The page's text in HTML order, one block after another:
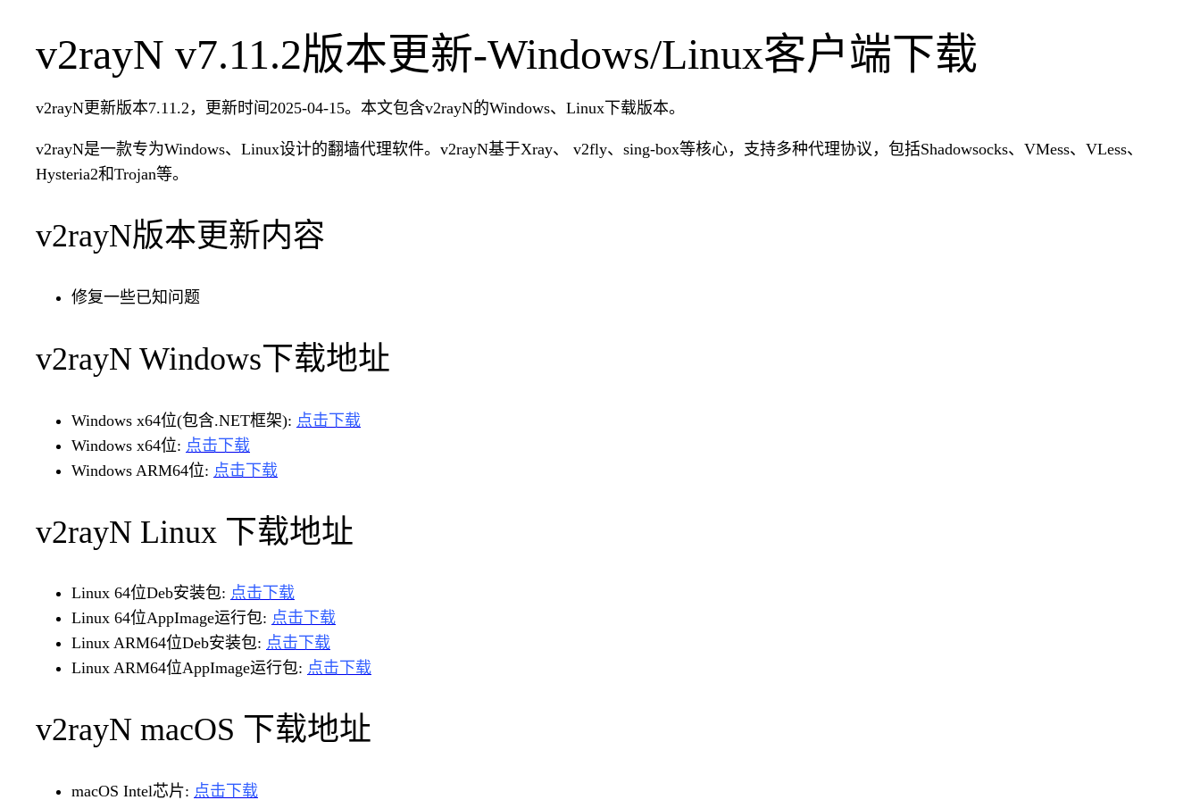
v2rayN v7.11.2版本更新-Windows/Linux客户端下载
v2rayN更新版本7.11.2，更新时间2025-04-15。本文包含v2rayN的Windows、Linux下载版本。
v2rayN是一款专为Windows、Linux设计的翻墙代理软件。v2rayN基于Xray、 v2fly、sing-box等核心，支持多种代理协议，包括Shadowsocks、VMess、VLess、
Hysteria2和Trojan等。
v2rayN版本更新内容
修复一些已知问题
v2rayN Windows下载地址
Windows x64位(包含.NET框架): 点击下载
Windows x64位: 点击下载
Windows ARM64位: 点击下载
v2rayN Linux 下载地址
Linux 64位Deb安装包: 点击下载
Linux 64位AppImage运行包: 点击下载
Linux ARM64位Deb安装包: 点击下载
Linux ARM64位AppImage运行包: 点击下载
v2rayN macOS 下载地址
macOS Intel芯片: 点击下载